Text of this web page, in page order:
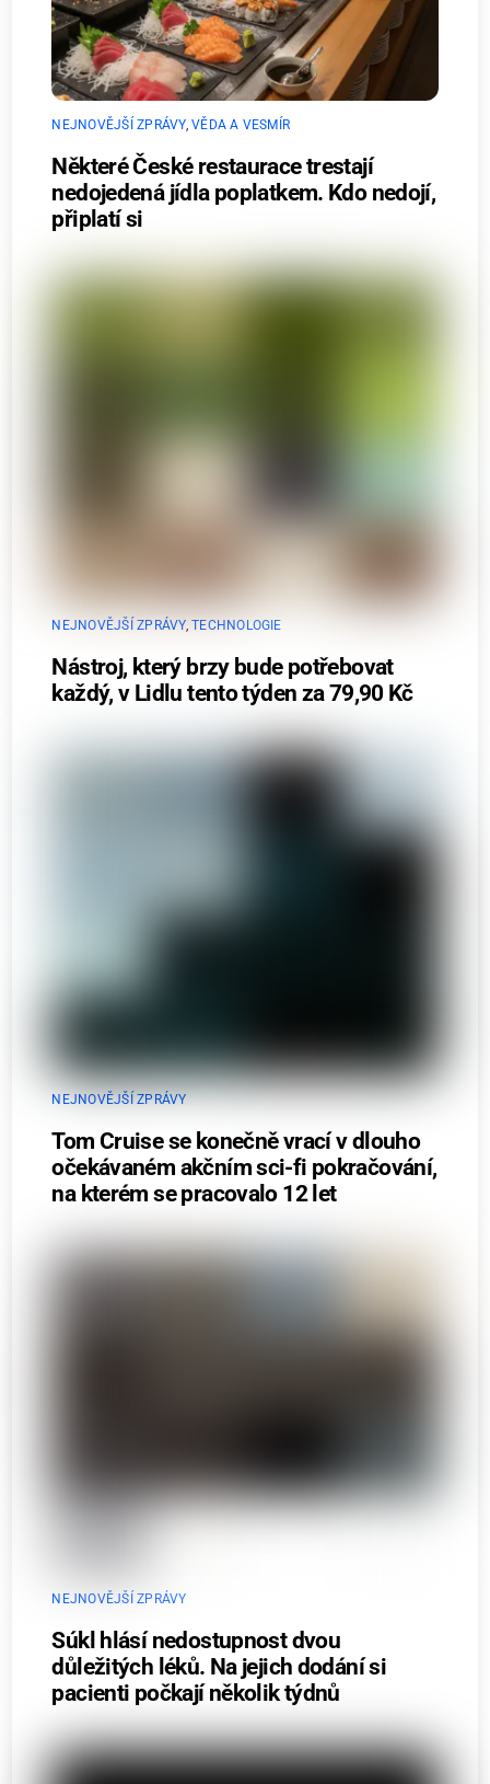
NEJNOVĚJŠÍ ZPRÁVY,VĚDA A VESMÍR
Některé České restaurace trestají
nedojedená jídla poplatkem. Kdo nedojí,
připlatí si
NEJNOVĚJŠÍ ZPRÁVY,TECHNOLOGIE
Nástroj, který brzy bude potřebovat
každý, v Lidlu tento týden za 79,90 Kč
NEJNOVĚJŠÍ ZPRÁVY
Tom Cruise se konečně vrací v dlouho
očekávaném akčním sci-fi pokračování,
na kterém se pracovalo 12 let
NEJNOVĚJŠÍ ZPRÁVY
Súkl hlásí nedostupnost dvou
důležitých léků. Na jejich dodání si
pacienti počkají několik týdnů